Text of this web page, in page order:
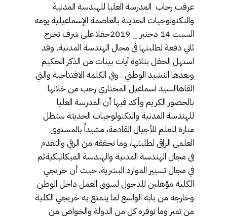
عرفت رحاب المدرسة العليا للهندسة المدنية
والتکنولوجيات الحديثة بالعاصمة الإسماعيلية يومه
السبت 14 دجنبر _ 2019حفلا علی شرف تخرج
ثاني دفعة لطلبتها في مجال الهندسة المدنية. وقد
استهل الحفل بتلاوة آيات بينات من الذكر الحكيم
وبعدها النشيد الوطني . وفي الكلمة الافتتاحية والتي
القاهاالسيد اسماعيل المختاري رحب من خلالها
بالحضور الكريم وأكد فيها أن المدرسة العليا
للهندسة المدنية والتکنولوجيات الحديثة ستظل
منارة للعلم للأجيال القادمة، مشيداً بالمستوى
العلمى الراقى لطلبتها، وما تحققه من الرقي والتقدم
فى مجال الهندسة المدنية والهندسة الميکانيکيةثم
في مجال تسيير الموارد البشرية، حيث أن خريجي
الكلية مؤهلين للدخول لسوق العمل داخل الوطن
وخارجه من بابه الواسع لما يتمتع به خريجي الكلية
من تميز وما توفره کل من الدولة والخواص من